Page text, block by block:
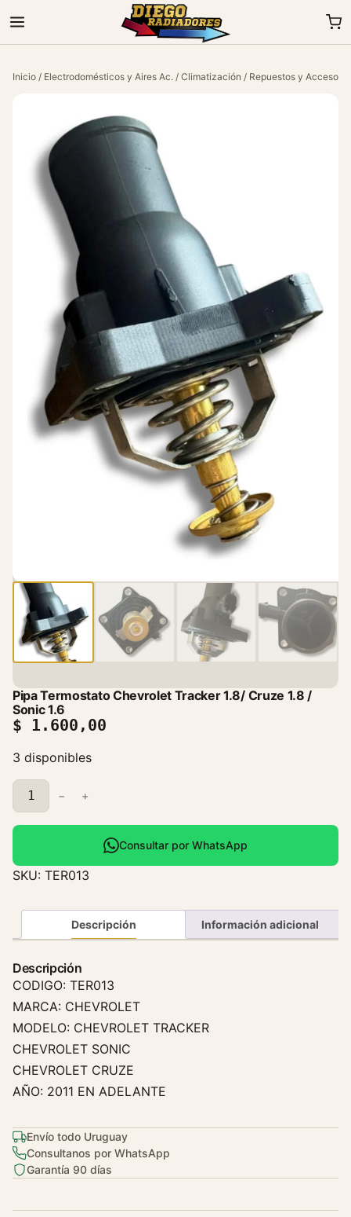
Inicio / Electrodomésticos y Aires Ac. / Climatización / Repuestos y
Pipa Termostato Chevrolet Tracker 1.8/ Cruze 1.8 /
Sonic 1.6
$ 1.600,00
3 disponibles
P
i
p
T
e
o
t
a
t
o
C
h
e
r
o
l
− +
Consultar por WhatsApp
SKU: TER013
Descripción Información adicional
Descripción
CODIGO: TER013
MARCA: CHEVROLET
MODELO: CHEVROLET TRACKER
CHEVROLET SONIC
CHEVROLET CRUZE
AÑO: 2011 EN ADELANTE
Envío todo Uruguay
Consultanos por WhatsApp
Garantía 90 días